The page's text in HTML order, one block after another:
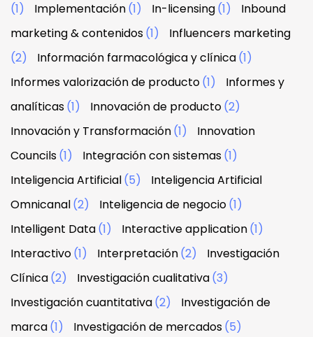
(1)
Implementación(1) In-licensing(1)
Inbound
marketing & contenidos(1)
Influencers marketing
(2)
Información farmacológica y clínica(1)
Informes valorización de producto(1)
Informes y
analíticas(1) Innovación de producto(2)
Innovación y Transformación(1)
Innovation
Councils(1) Integración con sistemas(1)
Inteligencia Artificial(5)
Inteligencia Artificial
Omnicanal(2) Inteligencia de negocio(1)
Intelligent Data(1) Interactive application(1)
Interactivo(1) Interpretación(2)
Investigación
Clínica(2) Investigación cualitativa(3)
Investigación cuantitativa(2)
Investigación de
marca(1) Investigación de mercados(5)